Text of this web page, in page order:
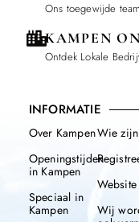
Ons toegewijde
KAMPEN
Ontdek Lokale
INFORMATIE
Over Kampen
Openingstijden
in Kampen
Speciaal in
Kampen
Wie
Wij